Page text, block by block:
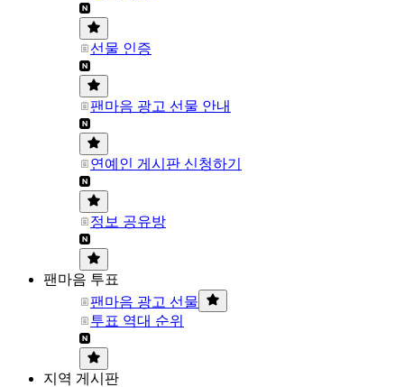
선물 인증
팬마음 광고 선물 안내
연예인 게시판 신청하기
정보 공유방
팬마음 투표
팬마음 광고 선물
투표 역대 순위
지역 게시판